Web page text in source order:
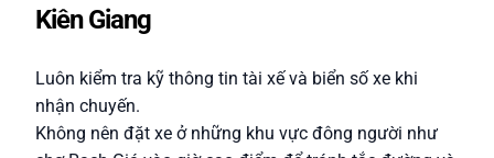
Kiên Giang
Luôn kiểm tra kỹ thông tin tài xế và biển số xe khi
nhận chuyến.
Không nên đặt xe ở những khu vực đông người như